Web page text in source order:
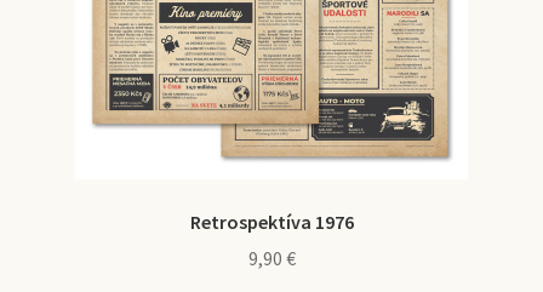
Retrospektíva 1976
9,90 €